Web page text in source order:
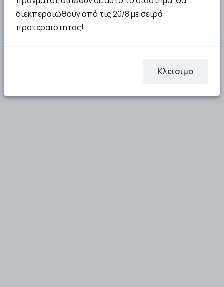
διεκπεραιωθούν από τις 20/8 με σειρά
προτεραιότητας!
Κλείσιμο